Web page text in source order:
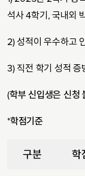
석사 4학기, 국내외
2) 성적이 우수하고
3) 직전 학기 성적 증
(학부 신입생은 신청
*학점기준
구분 학